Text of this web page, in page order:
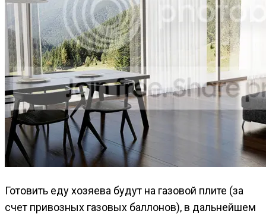
Готовить еду хозяева будут на газовой плите (за
счет привозных газовых баллонов), в дальнейшем